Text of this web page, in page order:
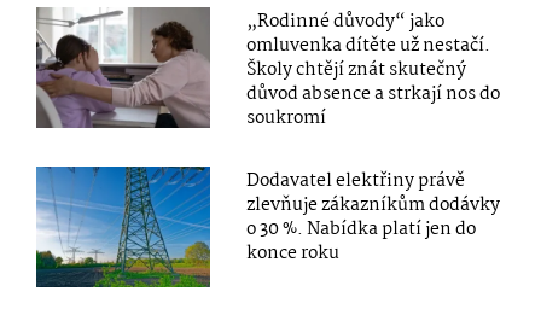
„Rodinné důvody“ jako
omluvenka dítěte už nestačí.
Školy chtějí znát skutečný
důvod absence a strkají nos do
soukromí
Dodavatel elektřiny právě
zlevňuje zákazníkům dodávky
o 30 %. Nabídka platí jen do
konce roku